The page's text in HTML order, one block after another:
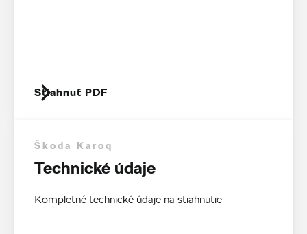
Stiahnuť PDF
Škoda Karoq
Technické údaje
Kompletné technické údaje na stiahnutie